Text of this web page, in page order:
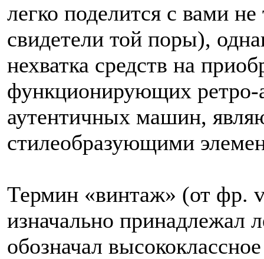
легко поделится с вами
свидетели той поры),
нехватка средств на
функционирующих ретро-
аутентичных машин,
стилеобразующими
Термин «винтаж» (от фр.
изначально принадлежал
обозначал